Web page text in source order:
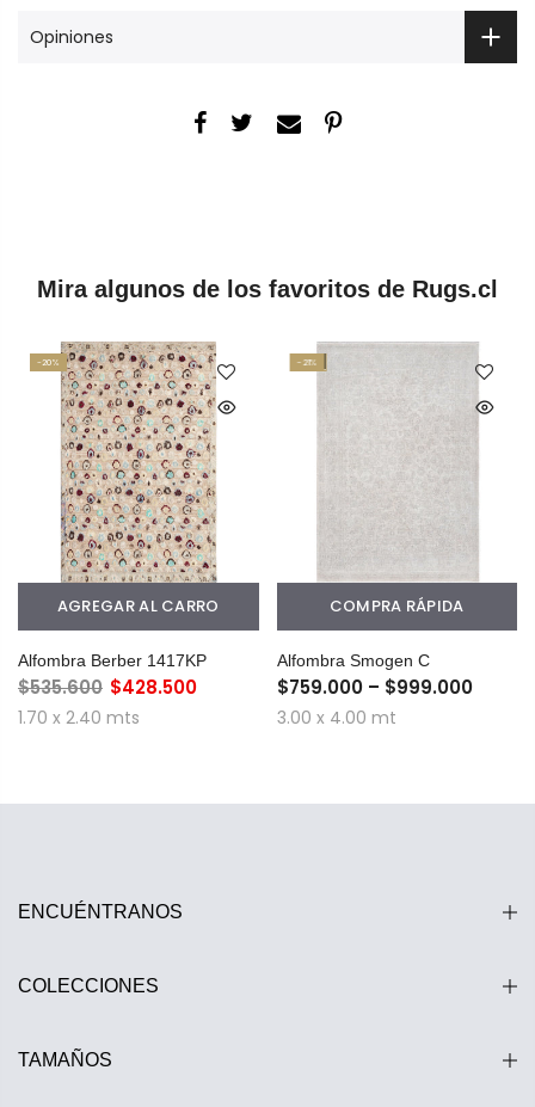
Opiniones
Mira algunos de los favoritos de Rugs.cl
-20%
AGREGAR AL CARRO
Alfombra Berber 1417KP
$535.600 $428.500
1.70 x 2.40 mts
-21%
COMPRA RÁPIDA
Alfombra Smogen C
$759.000 – $999.000
3.00 x 4.00 mt
ENCUÉNTRANOS
COLECCIONES
TAMAÑOS